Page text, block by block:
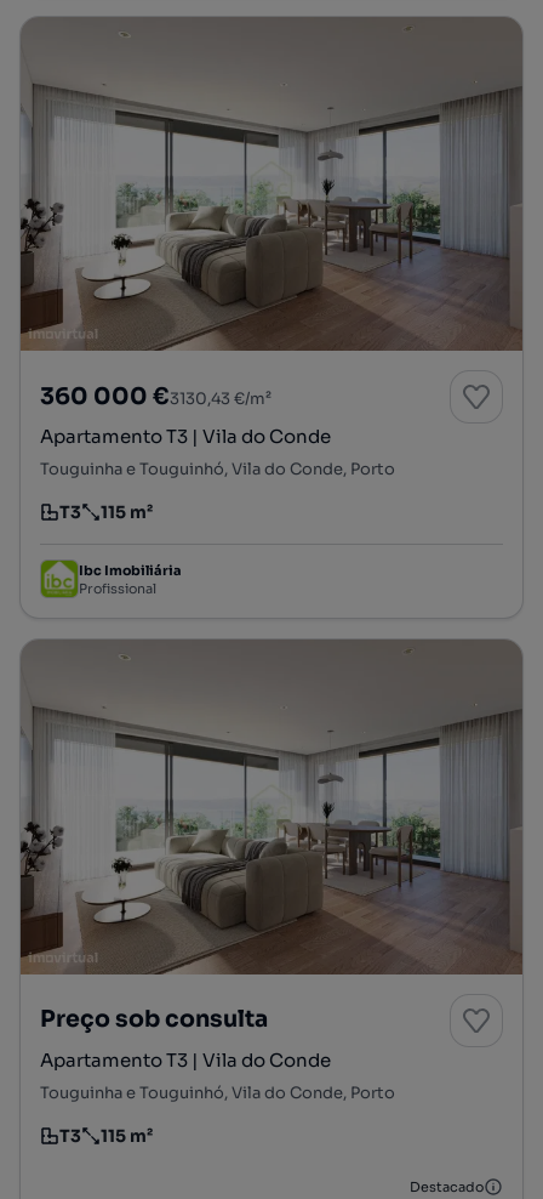
360 000 €3130,43 €/m²
Apartamento T3 | Vila do Conde
Touguinha e Touguinhó, Vila do Conde, Porto
Tipologia
T3
Preço por metro quadrado
115 m²
Ibc Imobiliária
Profissional
Preço sob consulta
Apartamento T3 | Vila do Conde
Touguinha e Touguinhó, Vila do Conde, Porto
Tipologia
T3
Preço por metro quadrado
115 m²
Destacado